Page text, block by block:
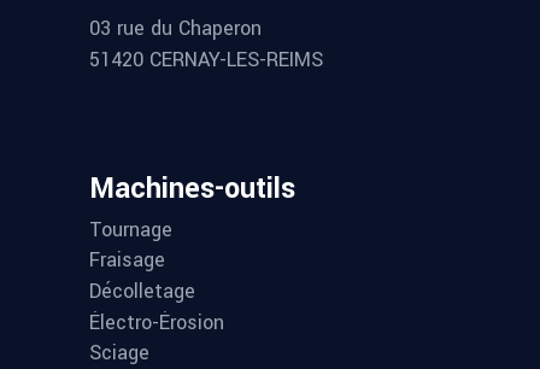
03 rue du Chaperon
51420 CERNAY-LES-REIMS
Machines-outils
Tournage
Fraisage
Décolletage
Électro-Érosion
Sciage